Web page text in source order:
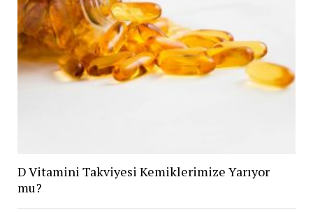
D Vitamini Takviyesi Kemiklerimize Yarıyor
mu?